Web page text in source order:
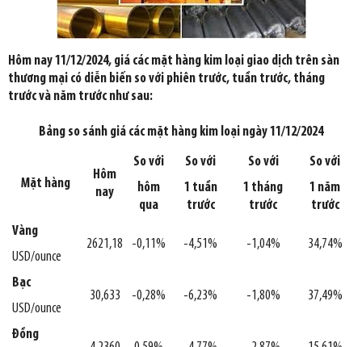
Hôm nay 11/12/2024, giá các mặt hàng kim loại giao dịch trên sàn
thương mại có diễn biến so với phiên trước, tuần trước, tháng
trước và năm trước như sau:
Bảng so sánh giá các mặt hàng kim loại ngày 11/12/2024
Mặt hàng
Hôm
nay
So với
hôm
qua
So với
1 tuần
trước
So với
1 tháng
trước
So với
1 năm
trước
Vàng
USD/ounce
2621,18 -0,11% -4,51% -1,04% 34,74%
Bạc
USD/ounce
30,633 -0,28% -6,23% -1,80% 37,49%
Đồng